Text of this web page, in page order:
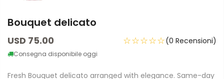
Bouquet delicato
USD 75.00
Consegna disponibile oggi
☆☆☆☆☆(0 Recensioni)
Fresh Bouquet delicato arranged with elegance. Same-day